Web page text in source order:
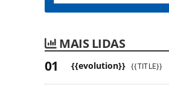
MAIS LIDAS
{{evolution}} {{TITLE}}